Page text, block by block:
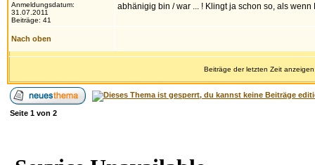
Anmeldungsdatum:
31.07.2011
Beiträge: 41
abhänigig bin / war ... ! Klingt ja schon so, als wenn
Nach oben
Beiträge der letzten Zeit
Seite 1 von 2